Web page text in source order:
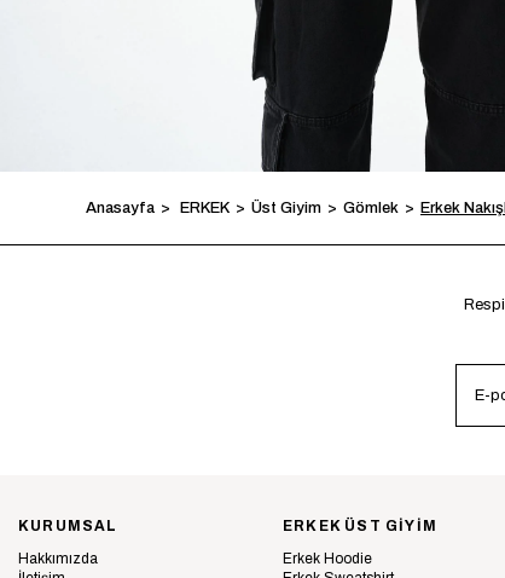
Anasayfa ERKEK Üst Giyim Gömlek Erkek
KURUMSAL
Hakkımızda
ERKEK ÜST GİYİM
Erkek Hoodie